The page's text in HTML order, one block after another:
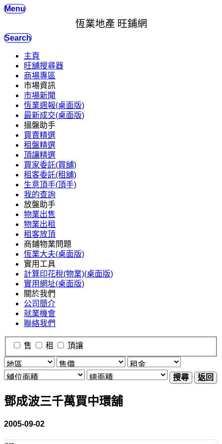
Menu
恆業地產 旺鋪網
Search
主頁
旺舖搜尋器
商場專區
市場資訊
市場新聞
恆業週報(桌面版)
最新成交(桌面版)
搵盤助手
買賣精選
租盤精選
頂讓精選
買家委託(買舖)
租客委託(租舖)
生意頂手(頂手)
我的查詢
放盤助手
物業出售
物業出租
租客放頂
商鋪物業問題
恆業大夫(桌面版)
實用工具
計算印花稅(物業)(桌面版)
實用網址(桌面版)
關於我們
公司簡介
就業機會
聯絡我們
售 租 頂讓
搜尋 返回
鄧成波三千萬買中環舖
2005-09-02